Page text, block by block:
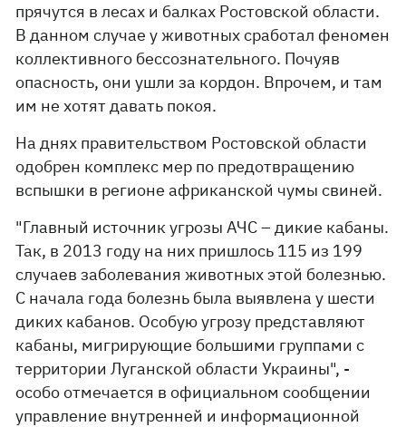
прячутся в лесах и балках Ростовской области.
В данном случае у животных сработал феномен
коллективного бессознательного. Почуяв
опасность, они ушли за кордон. Впрочем, и там
им не хотят давать покоя.
На днях правительством Ростовской области
одобрен комплекс мер по предотвращению
вспышки в регионе африканской чумы свиней.
"Главный источник угрозы АЧС – дикие кабаны.
Так, в 2013 году на них пришлось 115 из 199
случаев заболевания животных этой болезнью.
С начала года болезнь была выявлена у шести
диких кабанов. Особую угрозу представляют
кабаны, мигрирующие большими группами с
территории Луганской области Украины", -
особо отмечается в официальном сообщении
управление внутренней и информационной